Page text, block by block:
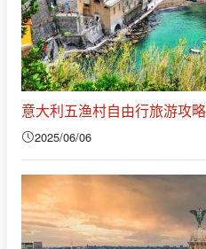
意大利五渔村自由行旅游攻
2025/06/06